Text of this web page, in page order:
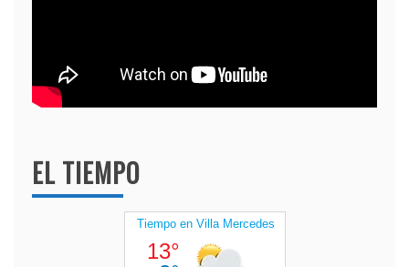
EL TIEMPO